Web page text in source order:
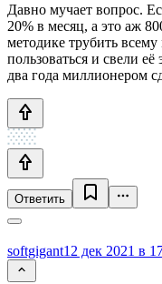
Давно мучает вопрос.
20% в месяц, а это аж
методике трубить
пользоваться и свели
два года миллионером
Ответить
softgigant12 дек 2021 в